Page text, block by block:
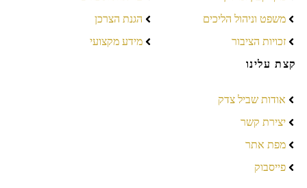
משפט וניהול הליכים
זכויות הציבור
הגנת הצרכן
מידע מקצועי
קצת עלינו
אודות שביל צדק
יצירת קשר
מפת אתר
פייסבוק